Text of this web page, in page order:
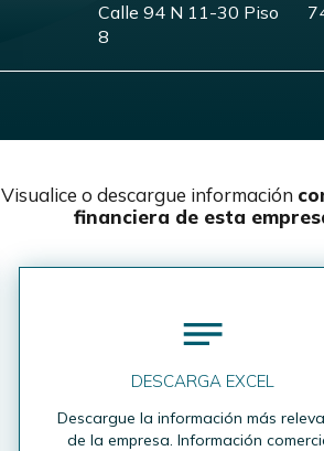
Calle 94 N 11-30 Piso
8
Visualice o descargue información
financiera de esta
DESCARGA EXCEL
Descargue la información más
de la empresa. Información